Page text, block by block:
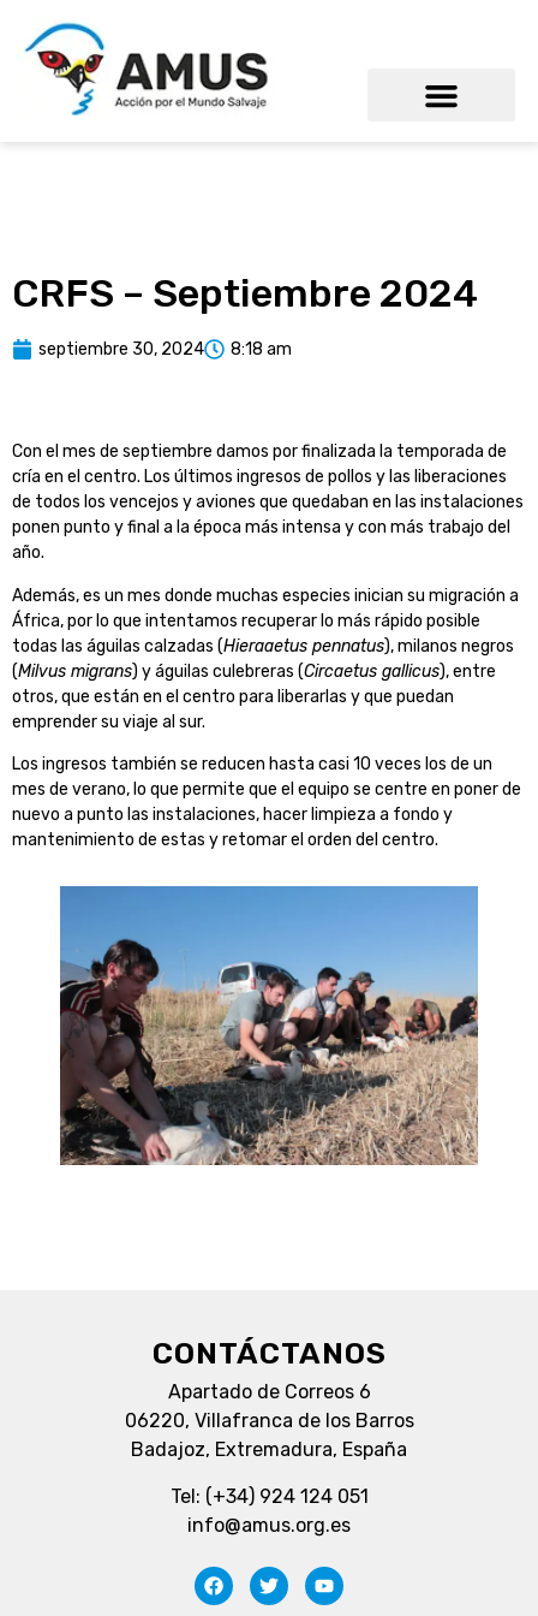
CRFS – Septiembre 2024
septiembre 30, 2024 8:18 am
Con el mes de septiembre damos por finalizada la temporada de
cría en el centro. Los últimos ingresos de pollos y las liberaciones
de todos los vencejos y aviones que quedaban en las instalaciones
ponen punto y final a la época más intensa y con más trabajo del
año.
Además, es un mes donde muchas especies inician su migración a
África, por lo que intentamos recuperar lo más rápido posible
todas las águilas calzadas (Hieraaetus pennatus), milanos negros
(Milvus migrans) y águilas culebreras (Circaetus gallicus), entre
otros, que están en el centro para liberarlas y que puedan
emprender su viaje al sur.
Los ingresos también se reducen hasta casi 10 veces los de un
mes de verano, lo que permite que el equipo se centre en poner de
nuevo a punto las instalaciones, hacer limpieza a fondo y
mantenimiento de estas y retomar el orden del centro.
CONTÁCTANOS
Apartado de Correos 6
06220, Villafranca de los Barros
Badajoz, Extremadura, España
Tel: (+34) 924 124 051
info@amus.org.es